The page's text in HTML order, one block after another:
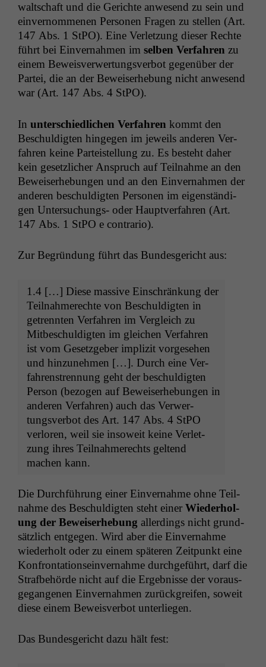
waltschaft und die Gerichte anwe­send zu sein und
ein­ver­nomme­nen Per­so­n­en Fra­gen zu stellen (Art.
147 Abs. 1 StPO). Eine Ver­let­zung dieser Rechte
führt bei Ein­ver­nah­men im sel­ben Ver­fahren zu
einem Beweisver­w­er­tungsver­bot gegenüber der
Partei, die an der Beweis­er­he­bung nicht anwe­send
war (Art. 147 Abs. 4 StPO).
In unter­schiedlichen Ver­fahren kommt den
Beschuldigten hinge­gen im jew­eils anderen Ver­
fahren keine Parteis­tel­lung zu. Es beste­ht daher
kein geset­zlich­er Anspruch auf Teil­nahme an den
Beweis­er­he­bun­gen und an den Ein­ver­nah­men der
anderen beschuldigten Per­so­n­en im eigen­ständi­
gen Unter­suchungs- oder Hauptver­fahren (Art.
147 Abs. 1 StPO e contrario).
Zur Begrün­dung führt das Bun­des­gericht aus:
1.4 […] Diese mas­sive Ein­schränkung der
Teil­nah­merechte von Beschuldigten in
getren­nten Ver­fahren im Ver­gle­ich zu
Mitbeschuldigten im gle­ichen Ver­fahren
ist vom Geset­zge­ber impliz­it vorge­se­hen
und hinzunehmen […]. Durch eine Ver­
fahren­stren­nung geht der beschuldigten
Per­son (bezo­gen auf Beweis­er­he­bun­gen in
anderen Ver­fahren) auch das Ver­w­er­
tungsver­bot des Art. 147 Abs. 4 StPO
ver­loren, weil sie insoweit keine Ver­let­
zung ihres Teil­nah­merechts gel­tend
machen kann.
Die Durch­führung ein­er Ein­ver­nahme ohne Teil­
nahme des Beschuldigten ste­ht ein­er Wieder­hol­
ung der Beweis­er­he­bung allerd­ings nicht grund­
sät­zlich ent­ge­gen. Wird aber die Ein­ver­nahme
wieder­holt oder zu einem späteren Zeit­punkt eine
Kon­fronta­tion­sein­ver­nahme durchge­führt, darf die
Straf­be­hörde nicht auf die Ergeb­nisse der voraus­
ge­gan­genen Ein­ver­nah­men zurück­greifen, soweit
diese einem Beweisver­bot unterliegen.
Das Bun­des­gericht dazu hält fest: